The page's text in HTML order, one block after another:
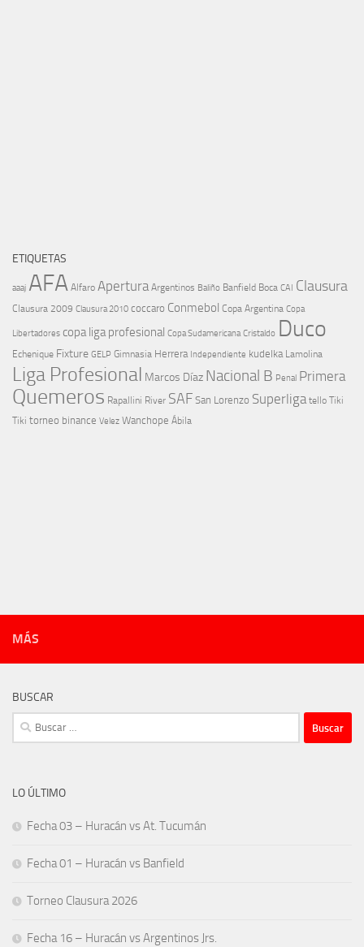
ETIQUETAS
aaaj AFA Alfaro Apertura Argentinos Baliño Banfield Boca CAI Clausura
Clausura 2009 Clausura 2010 coccaro Conmebol Copa Argentina Copa
Libertadores copa liga profesional Copa Sudamericana Cristaldo Duco
Echenique Fixture GELP Gimnasia Herrera Independiente kudelka Lamolina
Liga Profesional Marcos Díaz Nacional B Penal Primera
Quemeros Rapallini River SAF San Lorenzo Superliga tello Tiki
Tiki torneo binance Velez Wanchope Ábila
MÁS
BUSCAR
Buscar:
LO ÚLTIMO
Fecha 03 – Huracán vs At. Tucumán
Fecha 01 – Huracán vs Banfield
Torneo Clausura 2026
Fecha 16 – Huracán vs Argentinos Jrs.